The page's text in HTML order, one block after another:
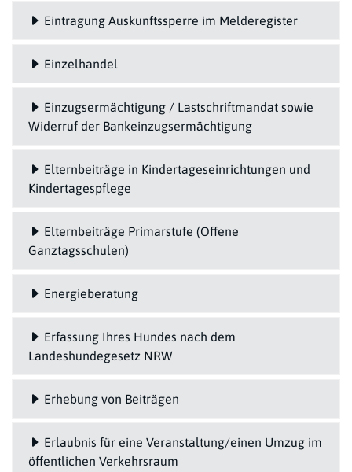
Eintragung Auskunftssperre im Melderegister
Einzelhandel
Einzugsermächtigung / Lastschriftmandat sowie
Widerruf der Bankeinzugsermächtigung
Elternbeiträge in Kindertageseinrichtungen und
Kindertagespflege
Elternbeiträge Primarstufe (Offene
Ganztagsschulen)
Energieberatung
Erfassung Ihres Hundes nach dem
Landeshundegesetz NRW
Erhebung von Beiträgen
Erlaubnis für eine Veranstaltung/einen Umzug im
öffentlichen Verkehrsraum